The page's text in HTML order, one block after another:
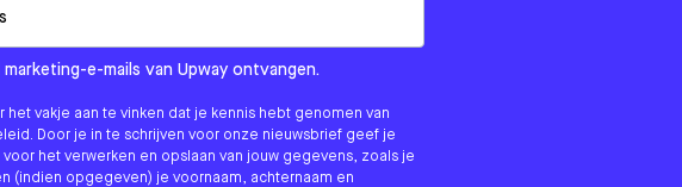
like to hear from us?
marketing-e-mails van Upway ontvangen.
het vakje aan te vinken dat je kennis hebt genomen van
Door je in te schrijven voor onze nieuwsbrief geef je
het verwerken en opslaan van jouw gegevens, zoals je
(indien opgegeven) je voornaam, achternaam en